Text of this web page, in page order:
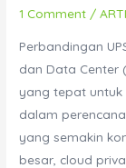
Lengkap
Ruang
Server,
Bank,
dan
Kampus
1 Comment /
Perbandingan
dan Data Center
yang tepat untuk
dalam
yang semakin
besar, cloud